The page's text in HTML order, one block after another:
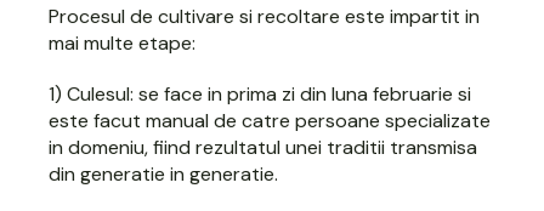
Procesul de cultivare si recoltare este impartit in
mai multe etape:
1) Culesul: se face in prima zi din luna februarie si
este facut manual de catre persoane specializate
in domeniu, fiind rezultatul unei traditii transmisa
din generatie in generatie.